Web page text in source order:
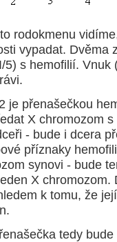
rodokmenu
vypadat. Dvěma
5) s hemofilií. Vnuk
je přenašečkou
X chromozom
- bude i dcera
příznaky
synovi - bude
X
k tomu, že
tedy